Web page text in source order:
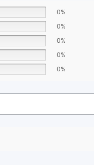
0%
0%
0%
0%
0%